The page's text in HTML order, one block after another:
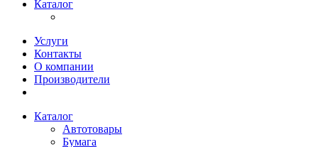
Каталог
Услуги
Контакты
О компании
Производители
Каталог
Автотовары
Бумага